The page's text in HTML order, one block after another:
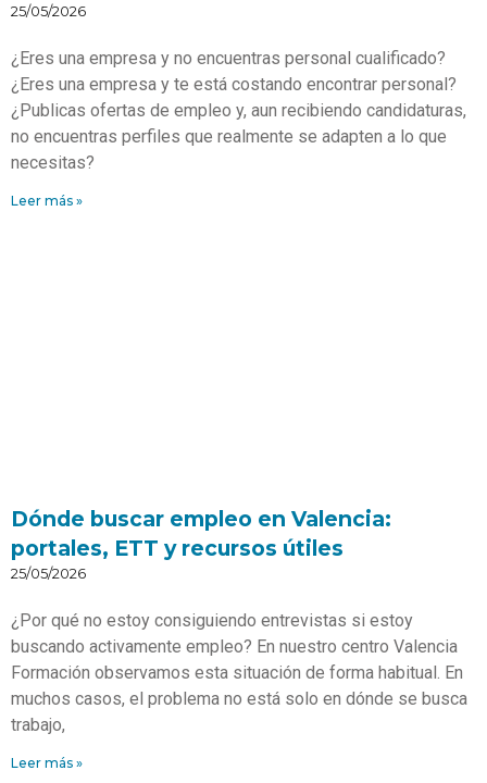
25/05/2026
¿Eres una empresa y no encuentras personal cualificado?
¿Eres una empresa y te está costando encontrar personal?
¿Publicas ofertas de empleo y, aun recibiendo candidaturas,
no encuentras perfiles que realmente se adapten a lo que
necesitas?
Leer más »
Dónde buscar empleo en Valencia:
portales, ETT y recursos útiles
25/05/2026
¿Por qué no estoy consiguiendo entrevistas si estoy
buscando activamente empleo? En nuestro centro Valencia
Formación observamos esta situación de forma habitual. En
muchos casos, el problema no está solo en dónde se busca
trabajo,
Leer más »